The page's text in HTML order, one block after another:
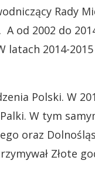
Rady
od 2002 do
latach 2014-
Polski. W
W tym
oraz
Złote